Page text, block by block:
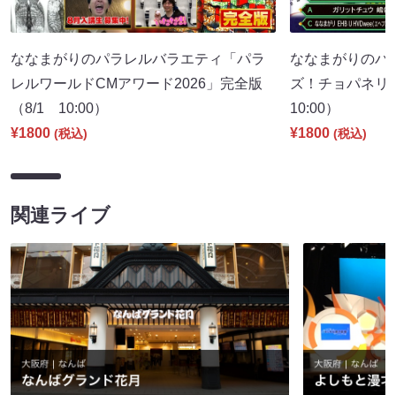
ななまがりのパラレルバラエティ「パラ
レルワールドCMアワード2026」完全版
（8/1 10:00）
¥1800 (税込)
ななまがりのパ
ズ！チョパネ
10:00）
¥1800 (税込)
関連ライブ